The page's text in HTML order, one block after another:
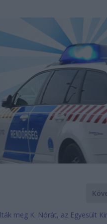
meg K. Nórát, az Egyesült